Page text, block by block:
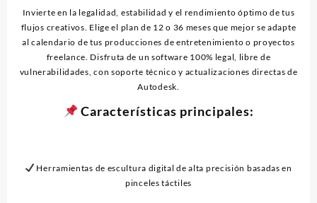
Invierte en la legalidad, estabilidad y el rendimiento óptimo de tus
flujos creativos. Elige el plan de 12 o 36 meses que mejor se adapte
al calendario de tus producciones de entretenimiento o proyectos
freelance. Disfruta de un software 100% legal, libre de
vulnerabilidades, con soporte técnico y actualizaciones directas de
Autodesk.
Características principales:
Herramientas de escultura digital de alta precisión basadas en
pinceles táctiles